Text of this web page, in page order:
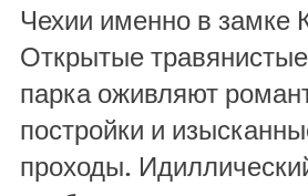
Чехии именно в замке
Открытые
парка оживляют
постройки и
проходы.